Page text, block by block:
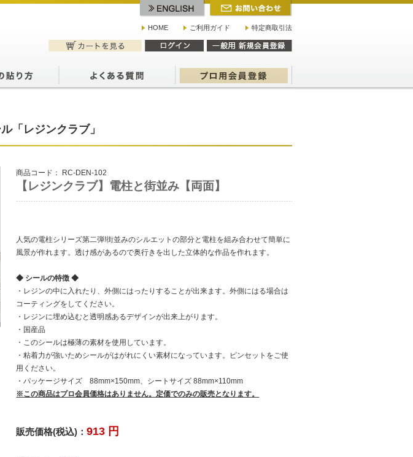
HOME ご利用ガイド 特定商取引法
「レジンクラブ」
商品コード： RC-DEN-102
【レジンクラブ】電柱と街並み【両面】
人気の電柱シリーズ第二弾!街並みのシルエットの部分と電柱を組み合わせて簡単に
風景が作れます。透け感があるので奥行きを出した立体的な作品を作れます。
◆ シールの特徴 ◆
・レジンの中に入れたり、外側にはったりすることが出来ます。外側にはる場合は
コーティングをしてください。
・レジンに埋め込むと透明感あるデザインが出来上がります。
・国産品
・このシールは極薄の素材を使用しています。
・粘着力が強いためシールがはがれにくい素材になっています。ピンセットをご使
用ください。
・パッケージサイズ 88mm×150mm、シートサイズ 88mm×110mm
※この商品はプロ会員価格はありません。定価でのみの販売となります。
販売価格(税込)：913 円